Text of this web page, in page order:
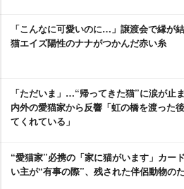
「こんなに可愛いのに…」譲渡会で縁が結
猫エイズ陽性のナナがつかんだ赤い糸
「ただいま」…“帰ってきた猫”に涙が止
内外の愛猫家から反響「虹の橋を渡った
てくれている」
“愛猫家”必携の「家に猫がいます」カ
い主が“有事の際”、残された伴侶動物の